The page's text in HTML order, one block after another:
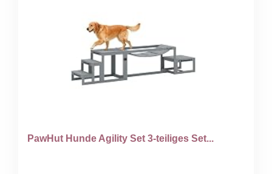
PawHut Hunde Agility Set 3-teiliges Set...